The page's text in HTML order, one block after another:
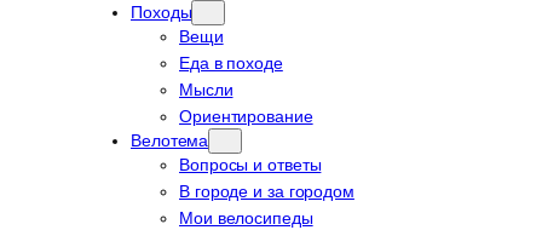
Походы
Вещи
Еда в походе
Мысли
Ориентирование
Велотема
Вопросы и ответы
В городе и за городом
Мои велосипеды